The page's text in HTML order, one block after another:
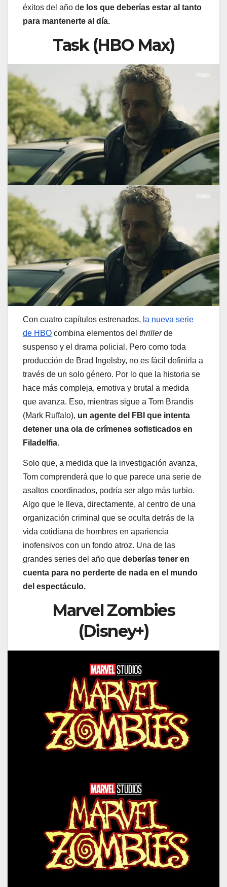
éxitos del año de los que deberías estar al tanto
para mantenerte al día.
Task (HBO Max)
Con cuatro capítulos estrenados, la nueva serie
de HBO combina elementos del thrillerde
suspenso y el drama policial. Pero como toda
producción de Brad Ingelsby, no es fácil definirla a
través de un solo género. Por lo que la historia se
hace más compleja, emotiva y brutal a medida
que avanza. Eso, mientras sigue a Tom Brandis
(Mark Ruffalo), un agente del FBI que intenta
detener una ola de crímenes sofisticados en
Filadelfia.
Solo que, a medida que la investigación avanza,
Tom comprenderá que lo que parece una serie de
asaltos coordinados, podría ser algo más turbio.
Algo que le lleva, directamente, al centro de una
organización criminal que se oculta detrás de la
vida cotidiana de hombres en apariencia
inofensivos con un fondo atroz. Una de las
grandes series del año que deberías tener en
cuenta para no perderte de nada en el mundo
del espectáculo.
Marvel Zombies
(Disney+)